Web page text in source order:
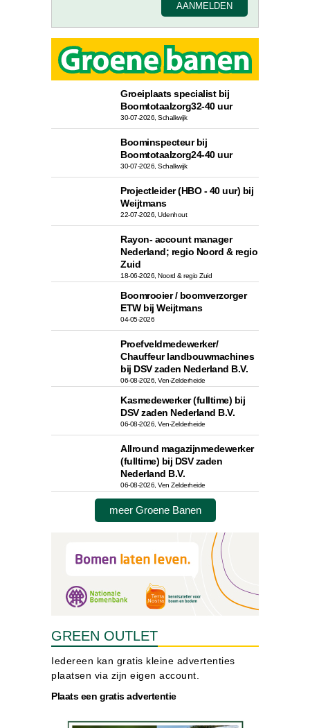
Groeiplaats specialist bij
Boomtotaalzorg32-40 uur
30-07-2026, Schalkwijk
Boominspecteur bij
Boomtotaalzorg24-40 uur
30-07-2026, Schalkwijk
Projectleider (HBO - 40 uur) bij
Weijtmans
22-07-2026, Udenhout
Rayon- account manager
Nederland; regio Noord & regio
Zuid
18-06-2026, Noord & regio Zuid
Boomrooier / boomverzorger
ETW bij Weijtmans
04-05-2026
Proefveldmedewerker/
Chauffeur landbouwmachines
bij DSV zaden Nederland B.V.
06-08-2026, Ven-Zelderheide
Kasmedewerker (fulltime) bij
DSV zaden Nederland B.V.
06-08-2026, Ven-Zelderheide
Allround magazijnmedewerker
(fulltime) bij DSV zaden
Nederland B.V.
06-08-2026, Ven Zelderheide
meer Groene Banen
GREEN OUTLET
Iedereen kan gratis kleine advertenties
plaatsen via zijn eigen account.
Plaats een gratis advertentie